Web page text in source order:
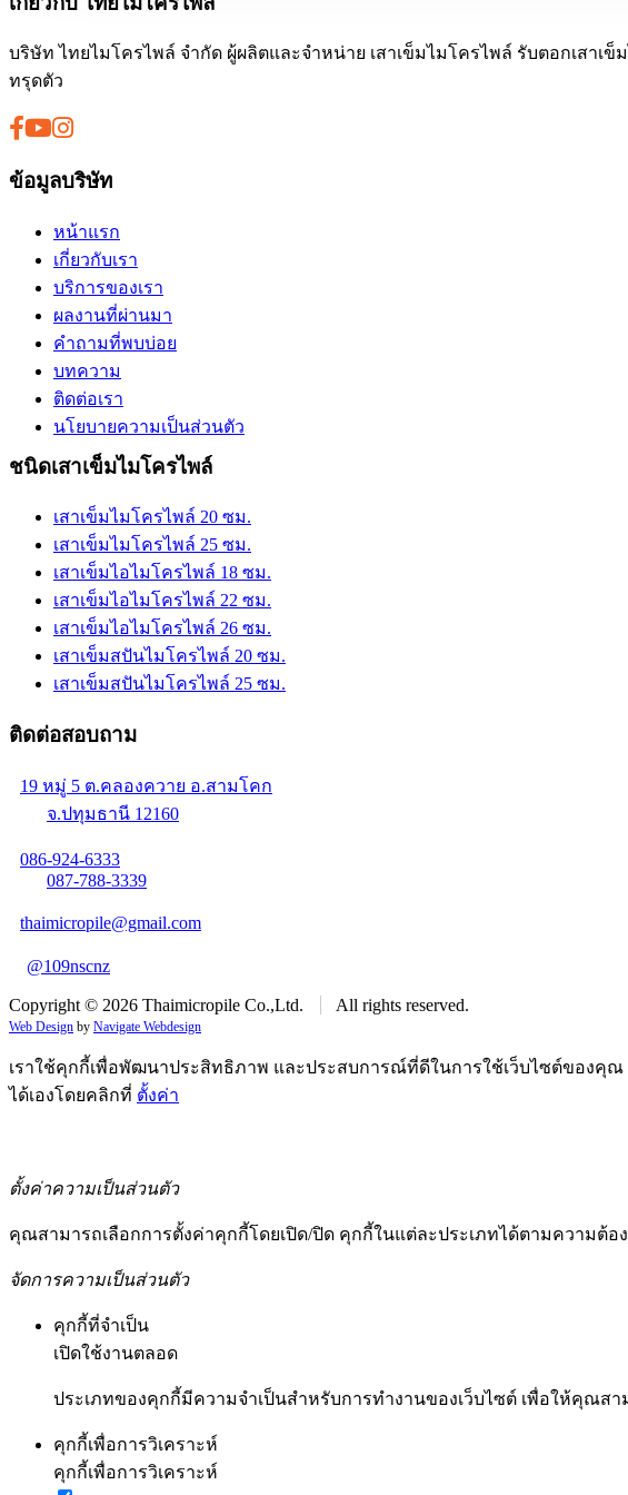
บริษัท ไทยไมโครไพล์ จำกัด ผู้ผลิตและจำหน่าย เสาเข็มไมโครไพล์ รับตอกเสา
ทรุดตัว
ข้อมูลบริษัท
หน้าแรก
เกี่ยวกับเรา
บริการของเรา
ผลงานที่ผ่านมา
คำถามที่พบบ่อย
บทความ
ติดต่อเรา
นโยบายความเป็นส่วนตัว
ชนิดเสาเข็มไมโครไพล์
เสาเข็มไมโครไพล์ 20 ซม.
เสาเข็มไมโครไพล์ 25 ซม.
เสาเข็มไอไมโครไพล์ 18 ซม.
เสาเข็มไอไมโครไพล์ 22 ซม.
เสาเข็มไอไมโครไพล์ 26 ซม.
เสาเข็มสปันไมโครไพล์ 20 ซม.
เสาเข็มสปันไมโครไพล์ 25 ซม.
ติดต่อสอบถาม
19 หมู่ 5 ต.คลองควาย อ.สามโคก
จ.ปทุมธานี 12160
086-924-6333
087-788-3339
thaimicropile@gmail.com
@109nscnz
Copyright © 2026 Thaimicropile Co.,Ltd. All rights reserved.
Web Design by Navigate Webdesign
เราใช้คุกกี้เพื่อพัฒนาประสิทธิภาพ และประสบการณ์ที่ดีในการใช้เว็บไซต์ของคุ
ได้เองโดยคลิกที่ ตั้งค่า
ตั้งค่าความเป็นส่วนตัว
คุณสามารถเลือกการตั้งค่าคุกกี้โดยเปิด/ปิด คุกกี้ในแต่ละประเภทได้ตามความต้อ
จัดการความเป็นส่วนตัว
คุกกี้ที่จำเป็น
เปิดใช้งานตลอด
ประเภทของคุกกี้มีความจำเป็นสำหรับการทำงานของเว็บไซต์ เพื่อให้คุณส
คุกกี้เพื่อการวิเคราะห์
คุกกี้เพื่อการวิเคราะห์